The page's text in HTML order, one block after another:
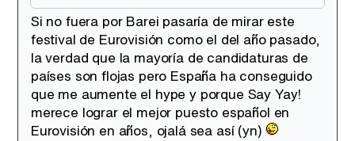
Si no fuera por Barei pasaría de mirar este
festival de Eurovisión como el del año pasado,
la verdad que la mayoría de candidaturas de
países son flojas pero España ha conseguido
que me aumente el hype y porque Say Yay!
merece lograr el mejor puesto español en
Eurovisión en años, ojalá sea así (yn)